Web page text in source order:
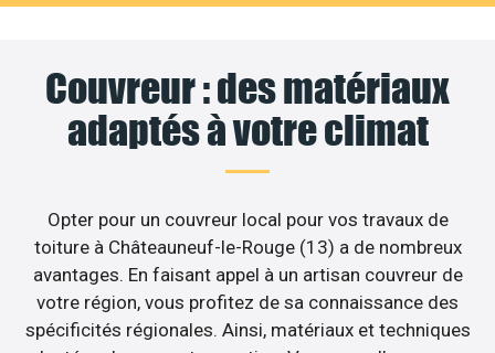
Couvreur : des matériaux
adaptés à votre climat
Opter pour un couvreur local pour vos travaux de
toiture à Châteauneuf-le-Rouge (13) a de nombreux
avantages. En faisant appel à un artisan couvreur de
votre région, vous profitez de sa connaissance des
spécificités régionales. Ainsi, matériaux et techniques